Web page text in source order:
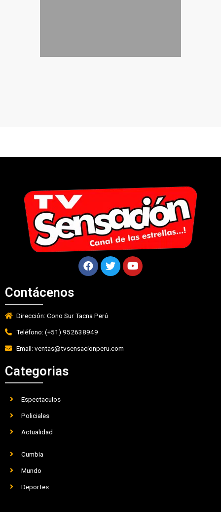
Contácenos
Dirección: Cono Sur Tacna Perú
Teléfono: (+51) 952638949
Email: ventas@tvsensacionperu.com
Categorias
Espectaculos
Policiales
Actualidad
Cumbia
Mundo
Deportes